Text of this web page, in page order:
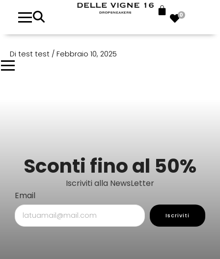
0
Di test test / Febbraio 10, 2025
Sconti fino al 50%
Iscriviti alla NewsLetter
Email
Iscriviti